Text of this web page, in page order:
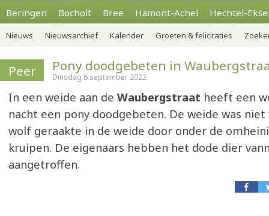
Beringen Bocholt Bree Hamont-Achel Hechtel-
Nieuws Nieuwsarchief Kalender Groeten & felicitaties
Peer Pony doodgebeten in
Dinsdag 6 september 2022
In een weide aan de Waubergstraat heeft een
nacht een pony doodgebeten. De weide was
wolf geraakte in de weide door onder de
kruipen. De eigenaars hebben het dode dier
aangetroffen.